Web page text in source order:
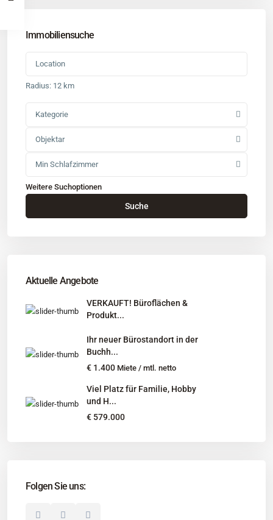
Immobiliensuche
Radius: 12 km
Kategorie
Objektar
Min Schlafzimmer
Weitere Suchoptionen
Suche
Aktuelle Angebote
VERKAUFT! Büroflächen &
Produkt...
Ihr neuer Bürostandort in der
Buchh...
€ 1.400 Miete / mtl. netto
Viel Platz für Familie, Hobby
und H...
€ 579.000
Folgen Sie uns:
Kontakt
: Buchholz in der Nordheide
Unternehmen
Immobilienangebote